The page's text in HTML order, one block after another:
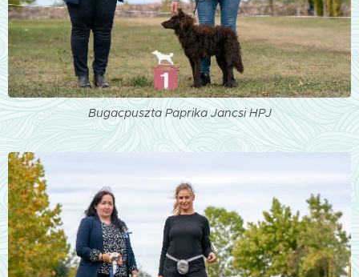
Bugacpuszta Paprika Jancsi HPJ